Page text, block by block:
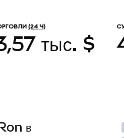
(24 Ч)
тыс. $
в